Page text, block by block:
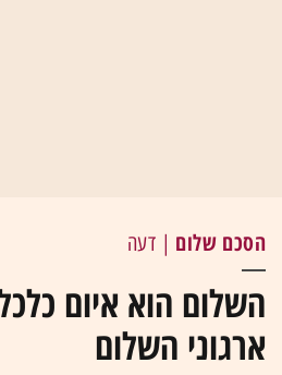
הסכם שלום | דעה
השלום הוא איום
ארגוני השלום